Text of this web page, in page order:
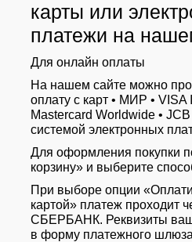
карты или
платежи на
Для онлайн оплаты
На нашем сайте можно
оплату с карт • МИР • VISA
Mastercard Worldwide •
системой электронных
Для оформления покупки
корзину» и выберите
При выборе опции
картой» платеж проходит
СБЕРБАНК. Реквизиты
в форму платежного